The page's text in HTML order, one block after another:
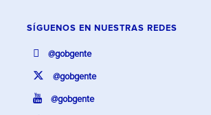
SÍGUENOS EN NUESTRAS REDES
@gobgente
@gobgente
@gobgente